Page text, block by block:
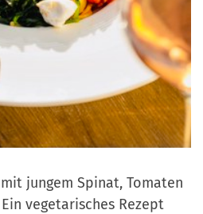
jungem Spinat, Tomaten
vegetarisches Rezept